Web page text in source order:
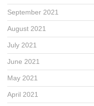
September 2021
August 2021
July 2021
June 2021
May 2021
April 2021